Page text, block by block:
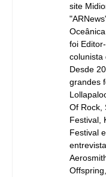
site
foi
colunista
Desde
grandes
Of Rock,
Festival,
Festival